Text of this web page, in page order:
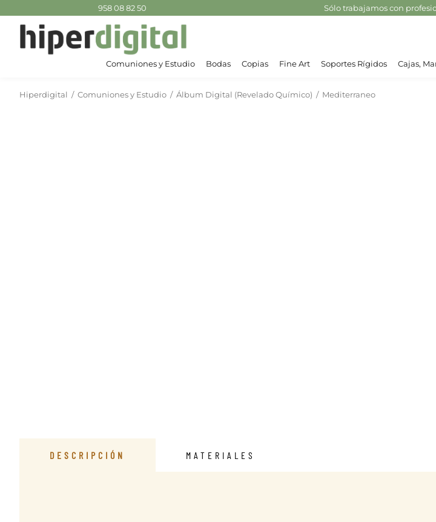
958 08 82 50 Sólo trabajamos con
Comuniones y Estudio Bodas Copias Fine Art Soportes Rígidos Cajas,
Hiperdigital / Comuniones y Estudio / Álbum Digital (Revelado Químico) / Mediterraneo
DESCRIPCIÓN MATERIALES